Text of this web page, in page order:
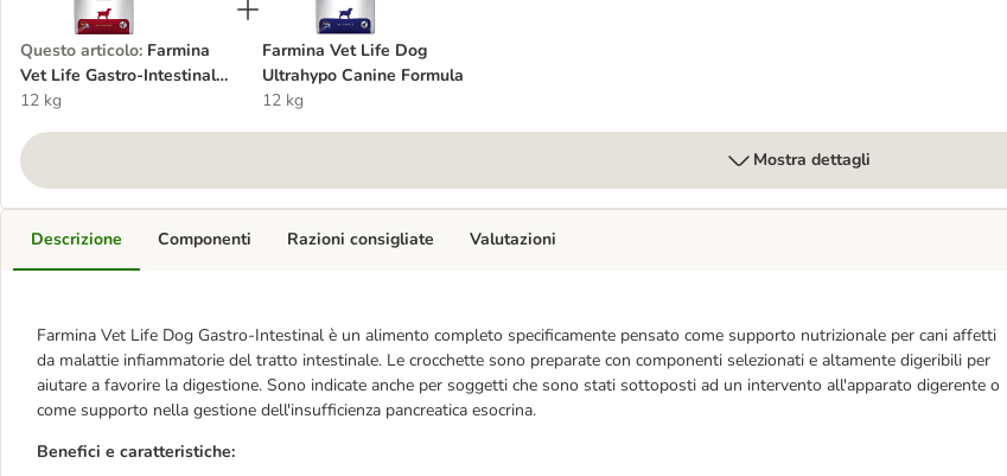
Questo articolo: Farmina
Vet Life Gastro-Intestinal
Canine Formula
12 kg
Farmina Vet Life Dog
Ultrahypo Canine Formula
12 kg
Mostra dettagli
Descrizione
Farmina Vet Life Dog Gastro-Intestinal è un alimento completo specificamente pensato come supporto nutrizionale per cani affetti
da malattie infiammatorie del tratto intestinale. Le crocchette sono preparate con componenti selezionati e altamente digeribili per
aiutare a favorire la digestione. Sono indicate anche per soggetti che sono stati sottoposti ad un intervento all'apparato digerente o
come supporto nella gestione dell'insufficienza pancreatica esocrina.
Benefici e caratteristiche:
Componenti Razioni consigliate Valutazioni